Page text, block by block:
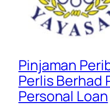
Pinjaman
Perlis Berhad
Personal Loan